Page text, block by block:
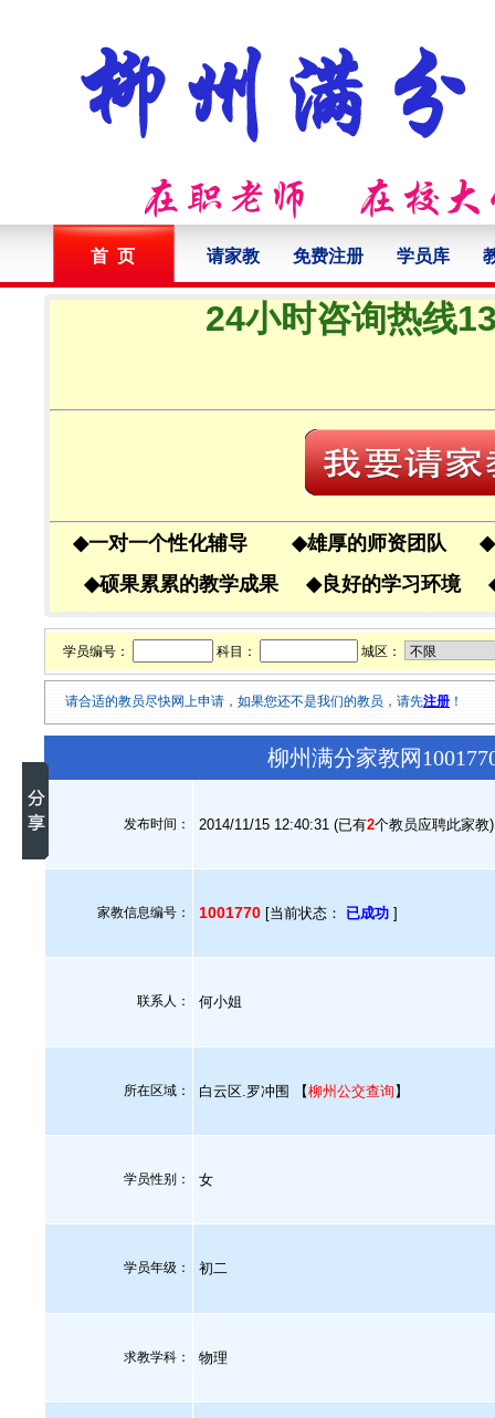
首 页 请家教 免费注册 学员库
24小时咨询热线
◆一对一个性化辅导 ◆雄厚的师资团队 ◆
◆硕果累累的教学成果 ◆良好的学习环境
学员编号： 科目： 城区：
请合适的教员尽快网上申请，如果您还不是我们的教员，请先注册 ！
柳州满分家教网
发布时间： 2014/11/15 12:40:31 (已有2个教员应聘此家教)
家教信息编号： 1001770 [当前状态： 已成功 ]
联系人： 何小姐
所在区域： 白云区.罗冲围 【柳州公交查询 】
学员性别： 女
学员年级： 初二
求教学科： 物理